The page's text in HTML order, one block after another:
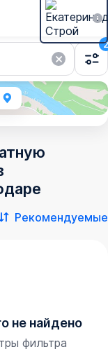
2
Рекомендуемые
не найдено
фильтра